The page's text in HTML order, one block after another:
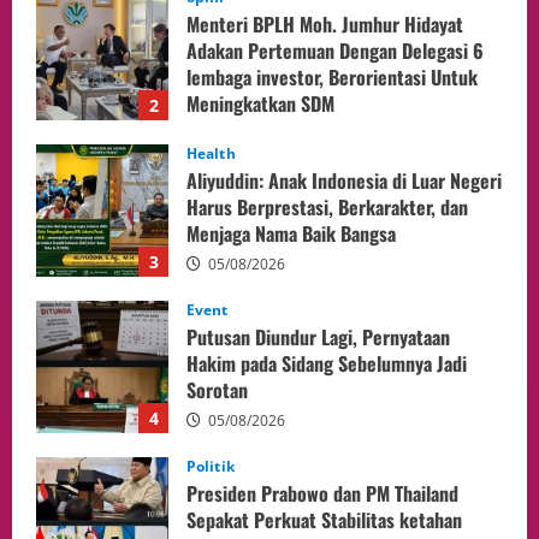
3
Aliyuddin: Anak Indonesia di Luar Negeri
Harus Berprestasi, Berkarakter, dan
Menjaga Nama Baik Bangsa
05/08/2026
4
Event
Putusan Diundur Lagi, Pernyataan
Hakim pada Sidang Sebelumnya Jadi
Sorotan
05/08/2026
5
Politik
Presiden Prabowo dan PM Thailand
Sepakat Perkuat Stabilitas ketahan
ASEAN Melalui Penguatan Kerjasama
Kedua Negara.
Culture
Pengadilan Agama Jakarta Pusat
Selesaikan 25 Perkara Isbat Nikah bagi